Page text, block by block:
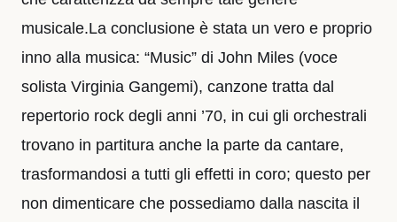
musicale.La conclusione è stata un vero e proprio
inno alla musica: “Music” di John Miles (voce
solista Virginia Gangemi), canzone tratta dal
repertorio rock degli anni ’70, in cui gli orchestrali
trovano in partitura anche la parte da cantare,
trasformandosi a tutti gli effetti in coro; questo per
non dimenticare che possediamo dalla nascita il